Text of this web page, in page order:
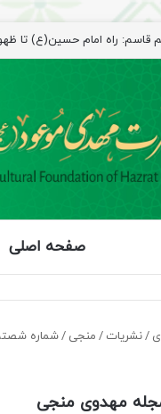
راه امام حسین(ع) تا ظهور
صفحه اصلی
/نشریات / منجی /شماره
مهدوی منجی